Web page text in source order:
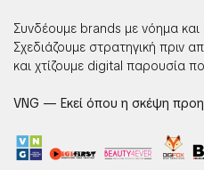
Συνδέουμε brands με νόημα και
Σχεδιάζουμε στρατηγική πριν
και χτίζουμε digital παρουσία
VNG — Εκεί όπου η σκέψη